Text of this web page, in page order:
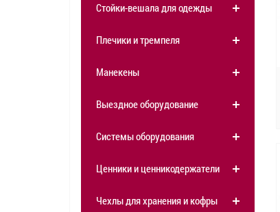
Стойки-вешала для одежды
Плечики и тремпеля
Манекены
Выездное оборудование
Системы оборудования
Ценники и ценникодержатели
Чехлы для хранения и кофры